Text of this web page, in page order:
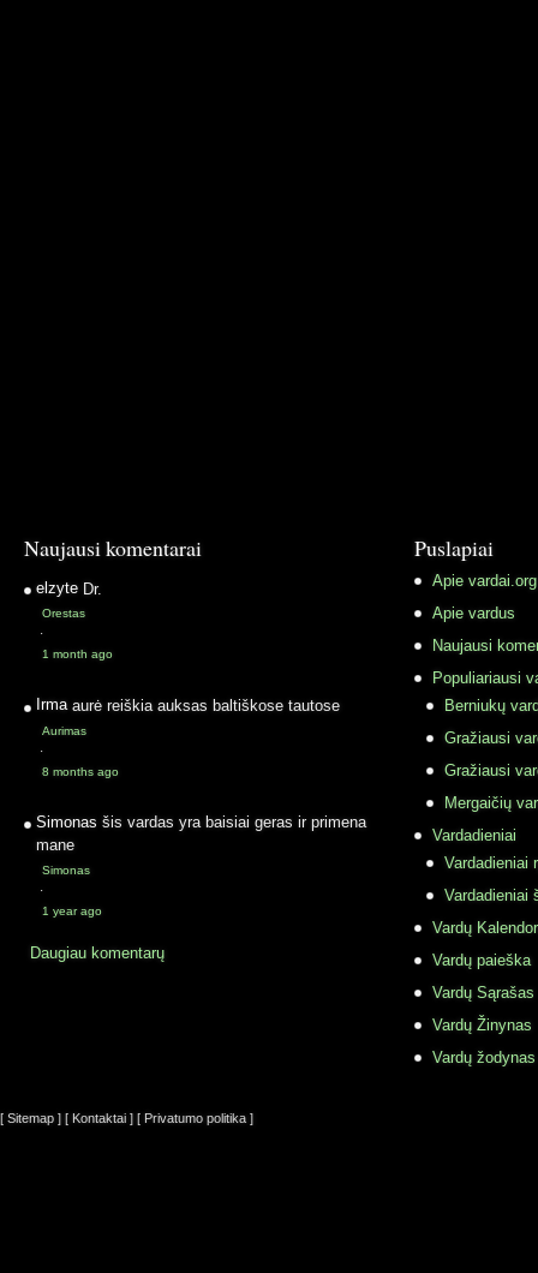
Naujausi komentarai
elzyte Dr.
Orestas
·
1 month ago
Irma aurė reiškia auksas baltiškose tautose
Aurimas
·
8 months ago
Simonas šis vardas yra baisiai geras ir primena
mane
Simonas
·
1 year ago
Daugiau komentarų
Puslapiai
Apie vardai.org
Apie vardus
Naujausi
Populiariausi
Berniukų
Gražiausi
Gražiausi
Mergaičių
Vardadieniai
Vardadieniai
Vardadieniai
Vardų
Vardų paieška
Vardų Sąrašas
Vardų Žinynas
Vardų
[ Sitemap ] [ Kontaktai ] [ Privatumo politika ]